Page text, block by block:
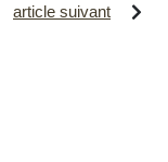
article suivant